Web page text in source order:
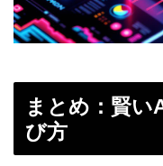
まとめ：賢い
び方